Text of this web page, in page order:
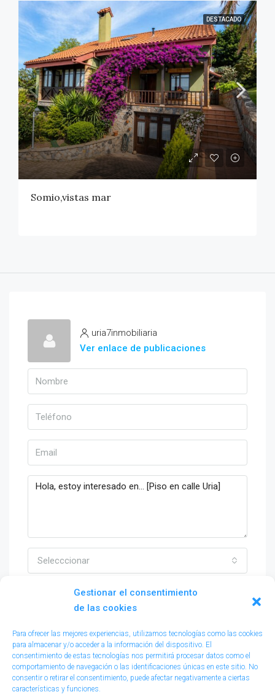
Gestionar el consentimiento
de las cookies
Para ofrecer las mejores experiencias, utilizamos tecnologías como las cookies
para almacenar y/o acceder a la información del dispositivo. El
consentimiento de estas tecnologías nos permitirá procesar datos como el
comportamiento de navegación o las identificaciones únicas en este sitio. No
consentir o retirar el consentimiento, puede afectar negativamente a ciertas
características y funciones.
DESTACADO
Somio,vistas mar
uria7inmobiliaria
Ver enlace de publicaciones
Selecccionar
Al subir este formulario estoy de acuerdo a
Terms of UseTérminos de uso